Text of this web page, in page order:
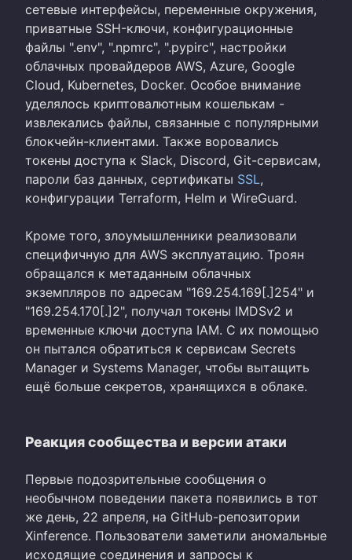
сетевые интерфейсы, переменные окружения,
приватные SSH-ключи, конфигурационные
файлы ".env", ".npmrc", ".pypirc", настройки
облачных провайдеров AWS, Azure, Google
Cloud, Kubernetes, Docker. Особое внимание
уделялось криптовалютным кошелькам -
извлекались файлы, связанные с популярными
блокчейн-клиентами. Также воровались
токены доступа к Slack, Discord, Git-сервисам,
пароли баз данных, сертификаты SSL,
конфигурации Terraform, Helm и WireGuard.
Кроме того, злоумышленники реализовали
специфичную для AWS эксплуатацию. Троян
обращался к метаданным облачных
экземпляров по адресам "169.254.169[.]254" и
"169.254.170[.]2", получал токены IMDSv2 и
временные ключи доступа IAM. С их помощью
он пытался обратиться к сервисам Secrets
Manager и Systems Manager, чтобы вытащить
ещё больше секретов, хранящихся в облаке.
Реакция сообщества и версии атаки
Первые подозрительные сообщения о
необычном поведении пакета появились в тот
же день, 22 апреля, на GitHub-репозитории
Xinference. Пользователи заметили аномальные
исходящие соединения и запросы к